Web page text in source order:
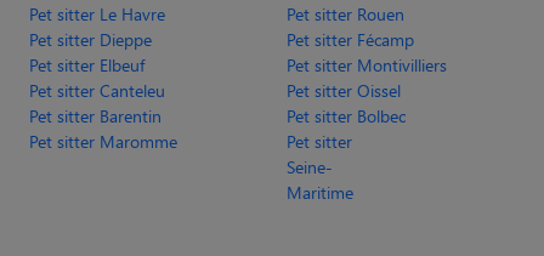
Pet sitter Le Havre
Pet sitter Rouen
Pet sitter Dieppe
Pet sitter Fécamp
Pet sitter Elbeuf
Pet sitter Montivilliers
Pet sitter Canteleu
Pet sitter Oissel
Pet sitter Barentin
Pet sitter Bolbec
Pet sitter Maromme
Pet sitter
Seine-
Maritime